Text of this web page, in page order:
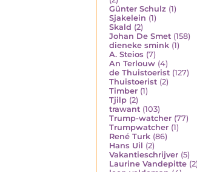
Günter Schulz (1)
Sjakelein (1)
Skald (2)
Johan De Smet (158)
dieneke smink (1)
A. Steios (7)
An Terlouw (4)
de Thuistoerist (127)
Thuistoerist (2)
Timber (1)
Tjilp (2)
trawant (103)
Trump-watcher (77)
Trumpwatcher (1)
René Turk (86)
Hans Uil (2)
Vakantieschrijver (5)
Laurine Vandepitte (2)